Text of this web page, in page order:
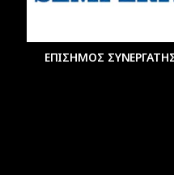
ΕΠΙΣΗΜΟΣ